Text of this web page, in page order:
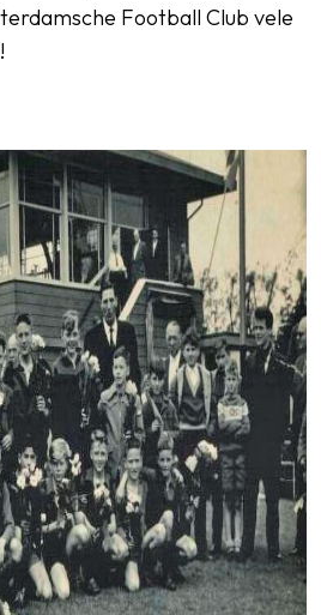
Football Club vele